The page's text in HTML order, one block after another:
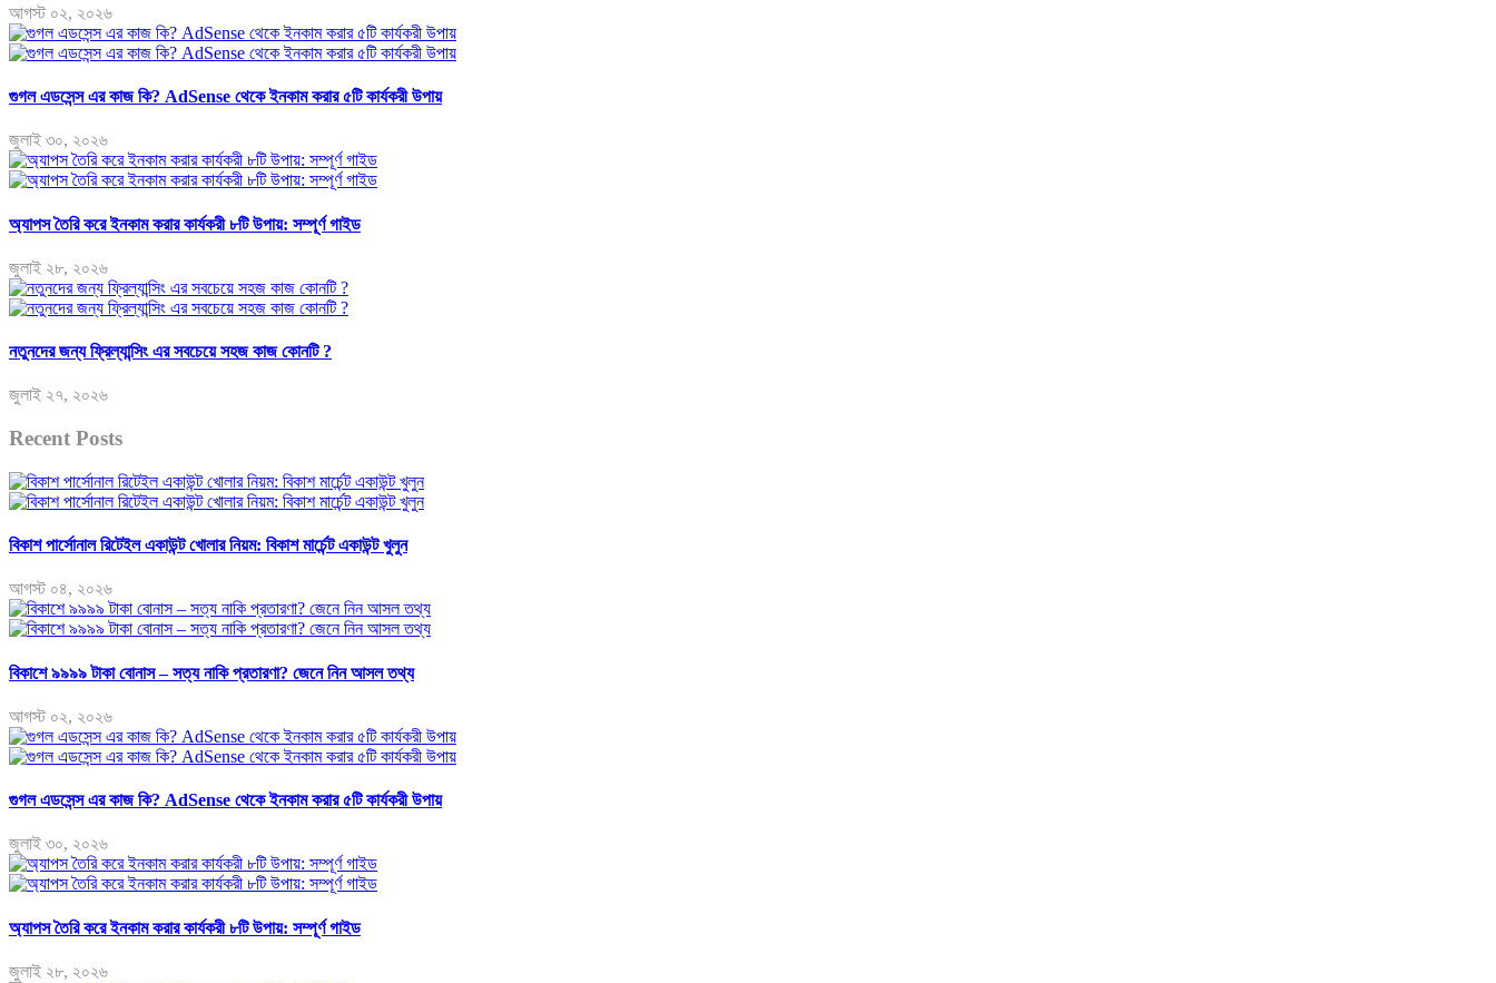
আগস্ট ০২, ২০২৬
গুগল এডসেন্স এর কাজ কি? AdSense থেকে ইনকাম করার ৫টি কার্যকরী উপায়
জুলাই ৩০, ২০২৬
অ্যাপস তৈরি করে ইনকাম করার কার্যকরী ৮টি উপায়: সম্পূর্ণ গাইড
জুলাই ২৮, ২০২৬
নতুনদের জন্য ফ্রিল্যান্সিং এর সবচেয়ে সহজ কাজ কোনটি ?
জুলাই ২৭, ২০২৬
Recent Posts
বিকাশ পার্সোনাল রিটেইল একাউন্ট খোলার নিয়ম: বিকাশ মার্চেন্ট একাউন্ট খুলুন
আগস্ট ০৪, ২০২৬
বিকাশে ৯৯৯৯ টাকা বোনাস – সত্য নাকি প্রতারণা? জেনে নিন আসল তথ্য
আগস্ট ০২, ২০২৬
গুগল এডসেন্স এর কাজ কি? AdSense থেকে ইনকাম করার ৫টি কার্যকরী উপায়
জুলাই ৩০, ২০২৬
অ্যাপস তৈরি করে ইনকাম করার কার্যকরী ৮টি উপায়: সম্পূর্ণ গাইড
জুলাই ২৮, ২০২৬